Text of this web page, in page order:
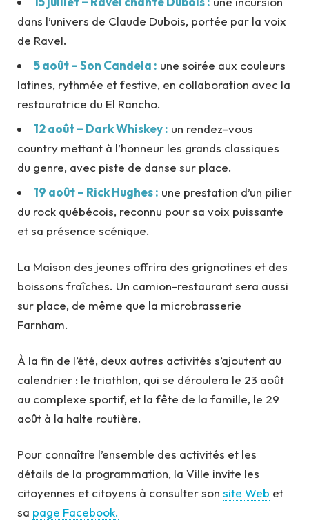
dans l’univers de Claude Dubois, portée par la voix
de Ravel.
5 août – Son Candela : une soirée aux couleurs
latines, rythmée et festive, en collaboration avec la
restauratrice du El Rancho.
12 août – Dark Whiskey : un rendez-vous
country mettant à l’honneur les grands classiques
du genre, avec piste de danse sur place.
19 août – Rick Hughes : une prestation d’un pilier
du rock québécois, reconnu pour sa voix puissante
et sa présence scénique.
La Maison des jeunes offrira des grignotines et des
boissons fraîches. Un camion-restaurant sera aussi
sur place, de même que la microbrasserie
Farnham.
À la fin de l’été, deux autres activités s’ajoutent au
calendrier : le triathlon, qui se déroulera le 23 août
au complexe sportif, et la fête de la famille, le 29
août à la halte routière.
Pour connaître l’ensemble des activités et les
détails de la programmation, la Ville invite les
citoyennes et citoyens à consulter son site Web et
sa page Facebook.